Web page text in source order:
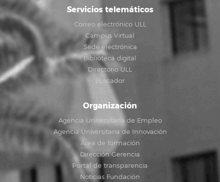
Servicios telemáticos
Correo electrónico ULL
Campus Virtual
Sede electrónica
Biblioteca digital
Directorio ULL
Buscador
Organización
Agencia Universitaria de Empleo
Agencia Universitaria de Innovación
Área de formación
Dirección Gerencia
Portal de transparencia
Noticias Fundación